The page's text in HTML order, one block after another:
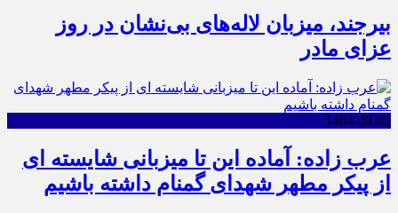
بیرجند، میزبان لاله‌های بی‌نشان در روز
عزای مادر
1404-09-02
عرب زاده: آماده این تا میزبانی شایسته ای
از پیکر مطهر شهدای گمنام داشته باشیم